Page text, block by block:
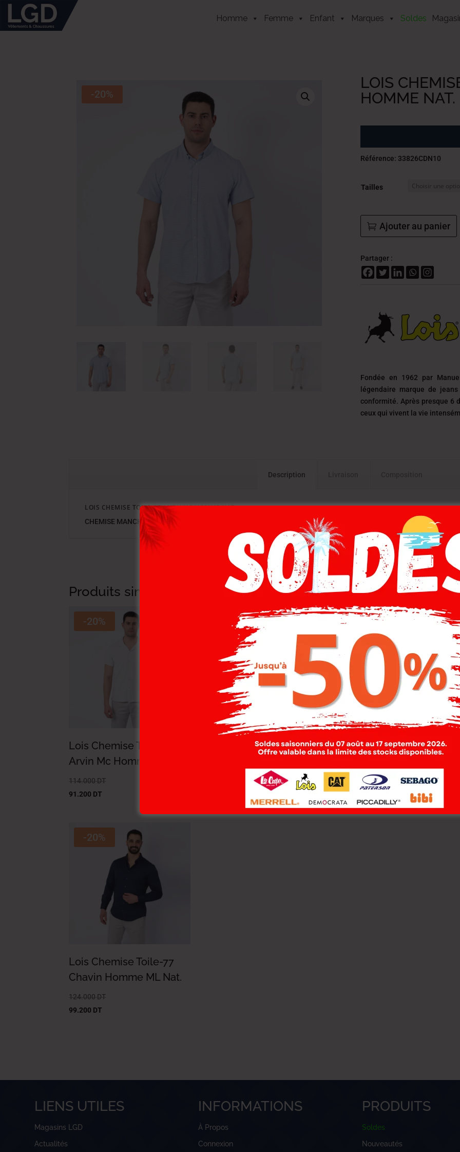
Homme Femme Enfant Marques Soldes
-20%
LOIS
HOMME NAT.
Référence: 33826CDN10
Tailles
Ajouter au panier
Partager :
Fondée en 1962 par
légendaire marque de
conformité. Après presque 6
ceux qui vivent la vie
Description
LOIS CHEMISE TOILE-26 ANDY MC HOMME NAT.
CHEMISE MANCHES COURTES , COULEUR MARINE
Produits similaires
-20%
Lois Chemise Toile-01
Arvin Mc Homme Nat.
114.000 DT
91.200 DT
-20%
Lois Chemise Toile-03
-20%
Lois Chemise Toile-
124.000DT
-20%
Lois Chemise Toile-77
Chavin Homme ML Nat.
124.000 DT
99.200 DT
LIENS UTILES
Magasins LGD
Actualités
INFORMATIONS
À Propos
Connexion
PRODUITS
Soldes
Nouveautés